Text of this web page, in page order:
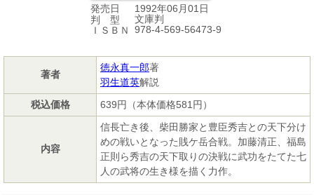
発売日
1992年06月01日
判 型
文庫判
ＩＳＢＮ
978-4-569-56473-9
著者
徳永真一郎著
羽生道英解説
税込価格
639円（本体価格581円）
内容
信長亡き後、柴田勝家と豊臣秀吉との天下分け
めの戦いとなった賎ケ岳合戦。加藤清正、福島
正則ら秀吉の天下取りの決戦に武功をたてた七
人の武将の生き様を描く力作。